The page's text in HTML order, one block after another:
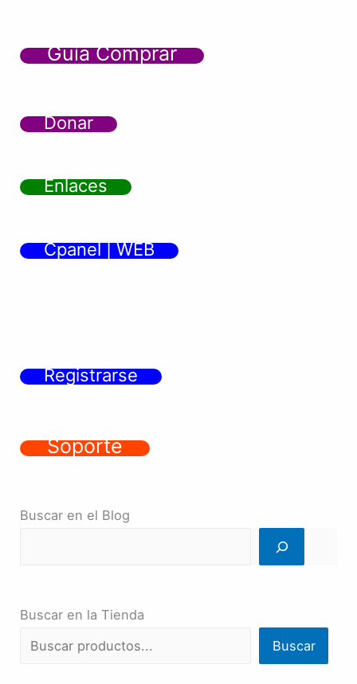
Guía Comprar
Donar
Enlaces
Cpanel | WEB
Registrarse
Soporte
Buscar en el Blog
Buscar en la Tienda
Buscar